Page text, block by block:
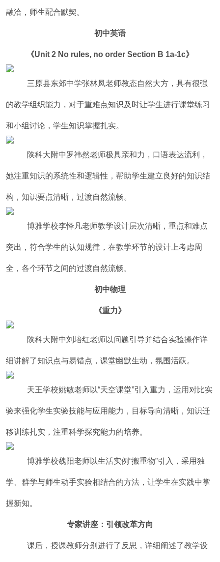
融洽，师生配合默契。
初中英语
《Unit 2 No rules, no order Section B 1a-1c》
三原县东郊中学张林凤老师教态自然大方，具有很强
的教学组织能力，对于重难点知识及时让学生进行课堂练习
和小组讨论，学生知识掌握扎实。
陕科大附中罗祎然老师极具亲和力，口语表达流利，
她注重知识的系统性和逻辑性，帮助学生建立良好的知识结
构，知识要点清晰，过渡自然流畅。
博雅学校李怿凡老师教学设计层次清晰，重点和难点
突出，符合学生的认知规律，在教学环节的设计上考虑周
全，各个环节之间的过渡自然流畅。
初中物理
《重力》
陕科大附中刘培红老师以问题引导并结合实验操作详
细讲解了知识点与易错点，课堂幽默生动，氛围活跃。
天王学校姚敏老师以“天空课堂”引入重力，运用对比实
验来强化学生实验技能与应用能力，目标导向清晰，知识迁
移训练扎实，注重科学探究能力的培养。
博雅学校魏阳老师以生活实例“搬重物”引入，采用独
学、群学与师生动手实验相结合的方法，让学生在实践中掌
握新知。
专家讲座：引领改革方向
课后，授课教师分别进行了反思，详细阐述了教学设